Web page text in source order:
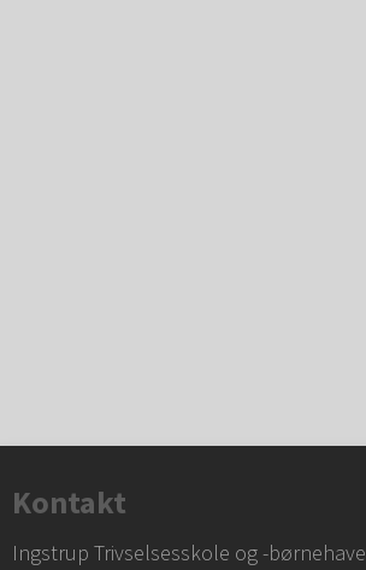
Kontakt
Ingstrup Trivselsesskole og -børnehave